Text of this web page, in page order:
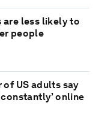
are less likely to
people
US adults say
online